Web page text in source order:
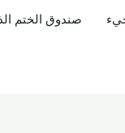
صندوق الختم